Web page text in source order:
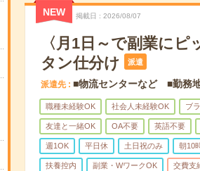
NEW 掲載日 2026/08/07
〈月1日～で副業に
タン仕分け
派遣
派遣先 ■物流センターなど ■勤務
職種未経験OK 社会人未経験OK ブ
友達と一緒OK OA不要 英語不要
週1OK 平日休 土日祝のみ 朝10
扶養控内 副業・WワークOK 交費支